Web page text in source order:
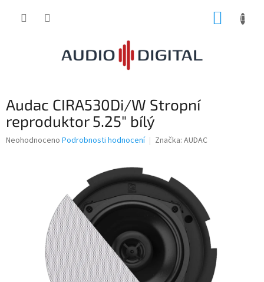
Audac CIRA530Di/W Stropní
reproduktor 5.25" bílý
Průměrné
Neohodnoceno Podrobnosti hodnocení Značka: AUDAC